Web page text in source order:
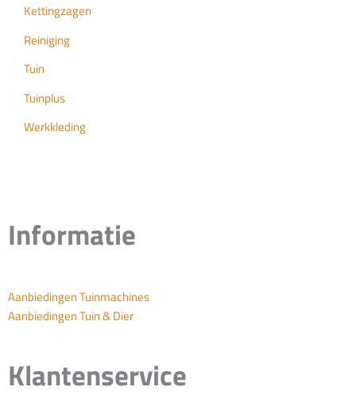
Kettingzagen
Reiniging
Tuin
Tuinplus
Werkkleding
Informatie
Aanbiedingen Tuinmachines
Aanbiedingen Tuin & Dier
Klantenservice